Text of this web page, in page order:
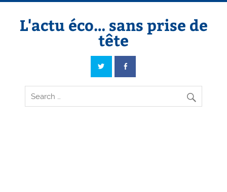
Skip
contentL'actu éco… sans prise de
tête
L'actu éco… sans prise de tête